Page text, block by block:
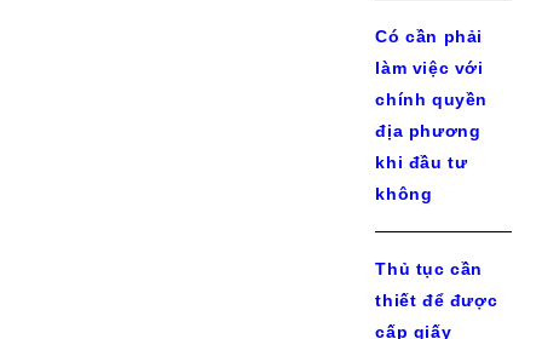
Có cần phải
làm việc với
chính quyền
địa phương
khi đầu tư
không
Thủ tục cần
thiết để được
cấp giấy